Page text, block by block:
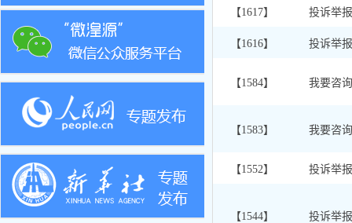
【1617】 投诉举报
【1616】 投诉举报
【1584】 我要咨询
【1583】 我要咨询
【1552】 投诉举报
【1544】 投诉举报